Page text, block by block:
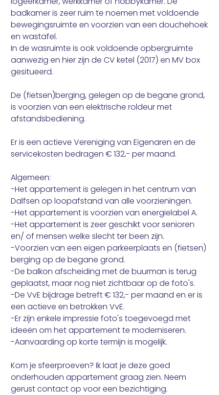
badkamer is zeer ruim te noemen met voldoende
bewegingsruimte en voorzien van een douchehoek
en wastafel.
In de wasruimte is ook voldoende opbergruimte
aanwezig en hier zijn de CV ketel (2017) en MV box
gesitueerd.
De (fietsen)berging, gelegen op de begane grond,
is voorzien van een elektrische roldeur met
afstandsbediening.
Er is een actieve Vereniging van Eigenaren en de
servicekosten bedragen € 132,- per maand.
Algemeen:
-Het appartement is gelegen in het centrum van
Dalfsen op loopafstand van alle voorzieningen.
-Het appartement is voorzien van energielabel A.
-Het appartement is zeer geschikt voor senioren
en/ of mensen welke slecht ter been zijn.
-Voorzien van een eigen parkeerplaats en (fietsen)
berging op de begane grond.
-De balkon afscheiding met de buurman is terug
geplaatst, maar nog niet zichtbaar op de foto's.
-De VvE bijdrage betreft € 132,- per maand en er is
een actieve en betrokken VvE.
-Er zijn enkele impressie foto's toegevoegd met
ideeën om het appartement te moderniseren.
-Aanvaarding op korte termijn is mogelijk.
Kom je sfeerproeven? Ik laat je deze goed
onderhouden appartement graag zien. Neem
gerust contact op voor een bezichtiging.
DeelPastoriestraat 2-S, Dalfsen
Jouw naam
Jouw e-mailadres
Naam ontvanger
E-mailadres ontvanger
Bericht versturen
Dalfsen
Jouw naam
Jouw e-mailadres
Jouw bod
Bod versturen